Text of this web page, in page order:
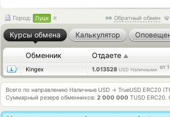
Обратный обмен
Город: Луцк
Курсы обмена Калькулятор
Обменник Отдаете ▲
Kingex 1.013528 USD Наличными от
Всего по направлению Наличные USD → TrueUSD ERC20
Суммарный резерв обменников: 2 000 000 TUSD ERC20.